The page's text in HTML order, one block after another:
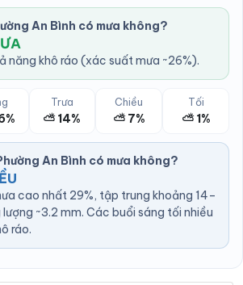
An Bình có mưa không?
năng khô ráo (xác suất mưa ~26%).
Trưa
⛅ 14%
Chiều
⛅ 7%
Tối
⛅ 1%
An Bình có mưa không?
cao nhất 29%, tập trung khoảng 14–
~3.2 mm. Các buổi sáng tối nhiều
ráo.